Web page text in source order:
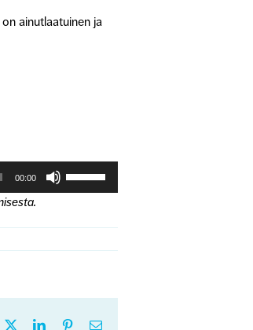
ainutlaatuinen ja
00:00
alas
ja
pienemmäksi.
LinkedInPinterestSähköposti